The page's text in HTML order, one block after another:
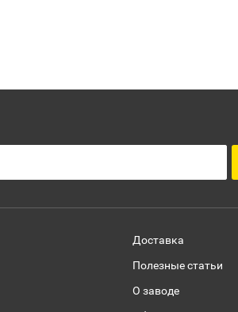
Доставка
Полезные статьи
О заводе